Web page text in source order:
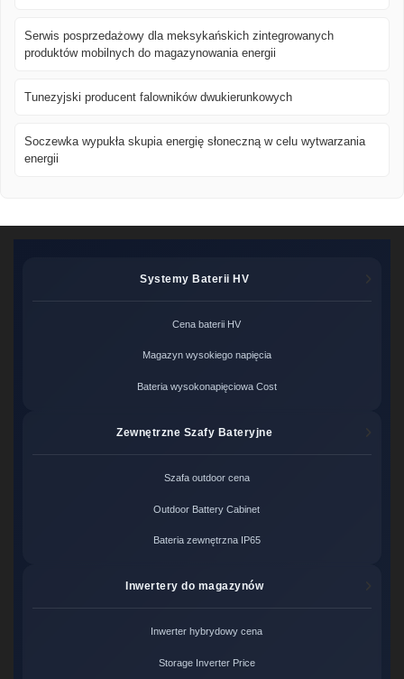
Serwis posprzedażowy dla meksykańskich zintegrowanych
produktów mobilnych do magazynowania energii
Tunezyjski producent falowników dwukierunkowych
Soczewka wypukła skupia energię słoneczną w celu wytwarzania
energii
Systemy Baterii HV
Cena baterii HV
Magazyn wysokiego napięcia
Bateria wysokonapięciowa Cost
Zewnętrzne Szafy Bateryjne
Szafa outdoor cena
Outdoor Battery Cabinet
Bateria zewnętrzna IP65
Inwertery do magazynów
Inwerter hybrydowy cena
Storage Inverter Price